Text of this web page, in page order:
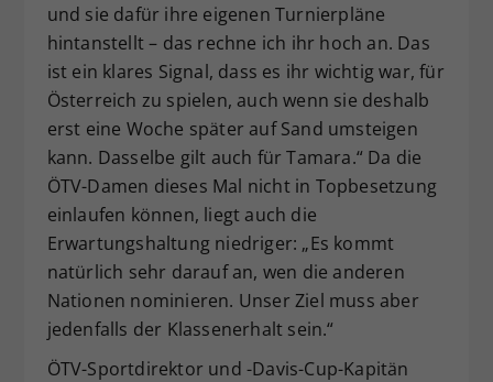
und sie dafür ihre eigenen Turnierpläne
hintanstellt – das rechne ich ihr hoch an. Das
ist ein klares Signal, dass es ihr wichtig war, für
Österreich zu spielen, auch wenn sie deshalb
erst eine Woche später auf Sand umsteigen
kann. Dasselbe gilt auch für Tamara.“ Da die
ÖTV-Damen dieses Mal nicht in Topbesetzung
einlaufen können, liegt auch die
Erwartungshaltung niedriger: „Es kommt
natürlich sehr darauf an, wen die anderen
Nationen nominieren. Unser Ziel muss aber
jedenfalls der Klassenerhalt sein.“
ÖTV-Sportdirektor und -Davis-Cup-Kapitän